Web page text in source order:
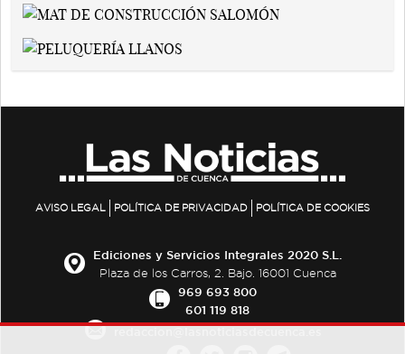
AVISO LEGAL POLÍTICA DE PRIVACIDAD POLÍTICA DE COOKIES
Ediciones y Servicios Integrales 2020 S.L.
Plaza de los Carros, 2. Bajo. 16001 Cuenca
969 693 800
601 119 818